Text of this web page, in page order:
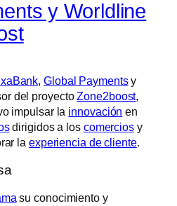
y Worldline
,Global Paymentsy
del proyectoZone2boost,
impulsar la innovación en
dirigidos a los comerciosy
la experiencia de cliente.
su conocimiento y